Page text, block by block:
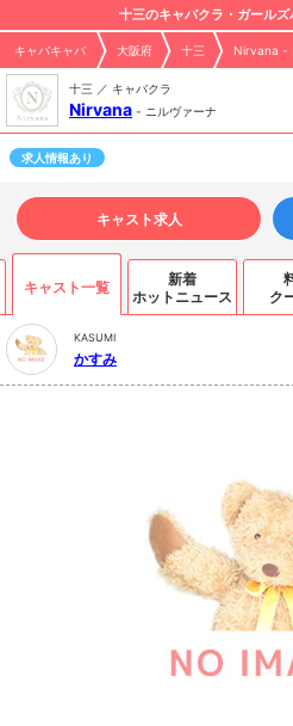
十三のキャバクラ・ガールズ
キャバキャバ 大阪府 十三 Nirvana -
十三 ／ キャバクラ
Nirvana - ニルヴァーナ
求人情報あり
キャスト求人
キャスト一覧
新着
ホットニュース
ク
KASUMI
かすみ